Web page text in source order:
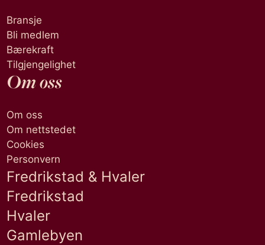
Bransje
Bli medlem
Bærekraft
Tilgjengelighet
Om oss
Om oss
Om nettstedet
Cookies
Personvern
Fredrikstad & Hvaler
Fredrikstad
Hvaler
Gamlebyen